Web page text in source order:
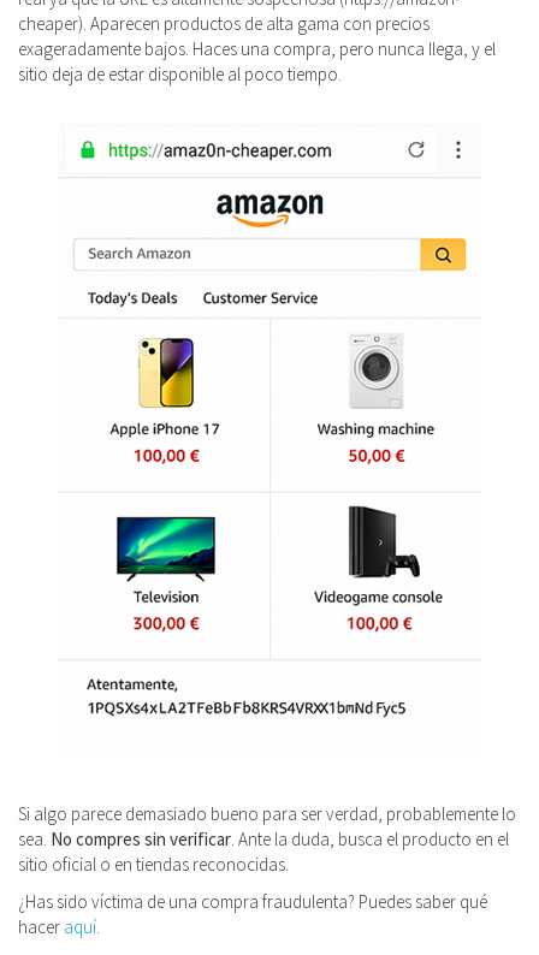
cheaper). Aparecen productos de alta gama con precios
exageradamente bajos. Haces una compra, pero nunca llega, y el
sitio deja de estar disponible al poco tiempo.
Si algo parece demasiado bueno para ser verdad, probablemente lo
sea. No compres sin verificar. Ante la duda, busca el producto en el
sitio oficial o en tiendas reconocidas.
¿Has sido víctima de una compra fraudulenta? Puedes saber qué
hacer aquí.